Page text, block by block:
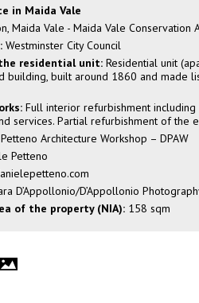
in Maida Vale
Maida Vale - Maida Vale Conservation
Westminster City Council
residential unit: Residential unit
building, built around 1860 and made
Full interior refurbishment
services. Partial refurbishment of the
Architecture Workshop – DPAW
Petteno
D’Appollonio/D’Appollonio
of the property (NIA): 158 sqm